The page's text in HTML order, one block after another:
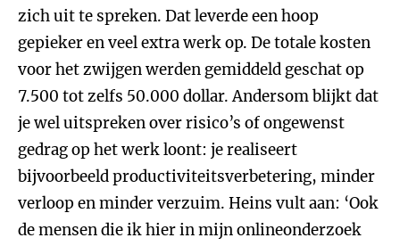
zich uit te spreken. Dat leverde een hoop
gepieker en veel extra werk op. De totale kosten
voor het zwijgen werden gemiddeld geschat op
7.500 tot zelfs 50.000 dollar. Andersom blijkt dat
je wel uitspreken over risico’s of ongewenst
gedrag op het werk loont: je realiseert
bijvoorbeeld productiviteitsverbetering, minder
verloop en minder verzuim. Heins vult aan: ‘Ook
de mensen die ik hier in mijn onlineonderzoek